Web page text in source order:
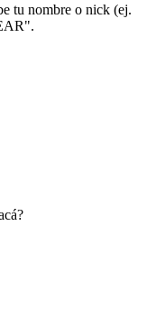
tu nombre o nick (ej.